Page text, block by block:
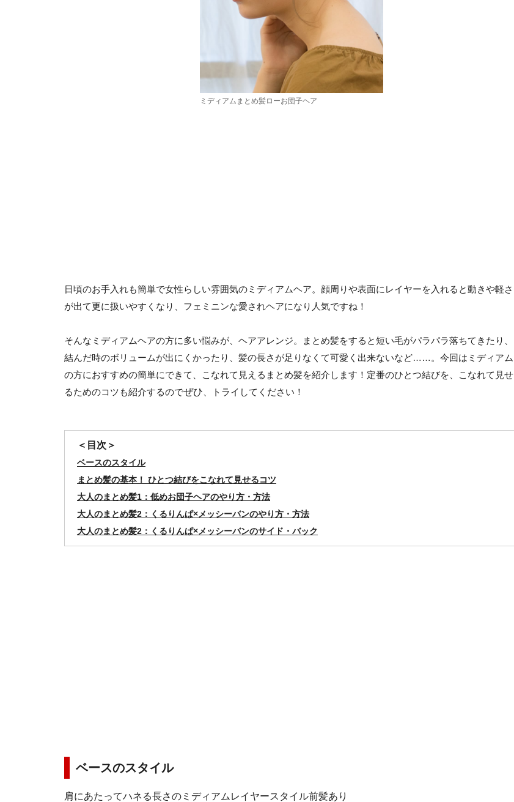
ミディアムまとめ髪ローお団子ヘア
日頃のお手入れも簡単で女性らしい雰囲気のミディアムヘア。顔周りや表面にレイヤーを入れると動きや軽さ
が出て更に扱いやすくなり、フェミニンな愛されヘアになり人気ですね！
そんなミディアムヘアの方に多い悩みが、ヘアアレンジ。まとめ髪をすると短い毛がパラパラ落ちてきたり、
結んだ時のボリュームが出にくかったり、髪の長さが足りなくて可愛く出来ないなど……。今回はミディアム
の方におすすめの簡単にできて、こなれて見えるまとめ髪を紹介します！定番のひとつ結びを、こなれて見せ
るためのコツも紹介するのでぜひ 、トライしてください！
＜目次＞
ベースのスタイル
まとめ髪の基本！ ひとつ結びをこなれて見せるコツ
大人のまとめ髪1：低めお団子ヘアのやり方・方法
大人のまとめ髪2：くるりんぱ×メッシーバンのやり方・方法
大人のまとめ髪2：くるりんぱ×メッシーバンのサイド・バック
ベースのスタイル
肩にあたってハネる長さのミディアムレイヤースタイル前髪あり